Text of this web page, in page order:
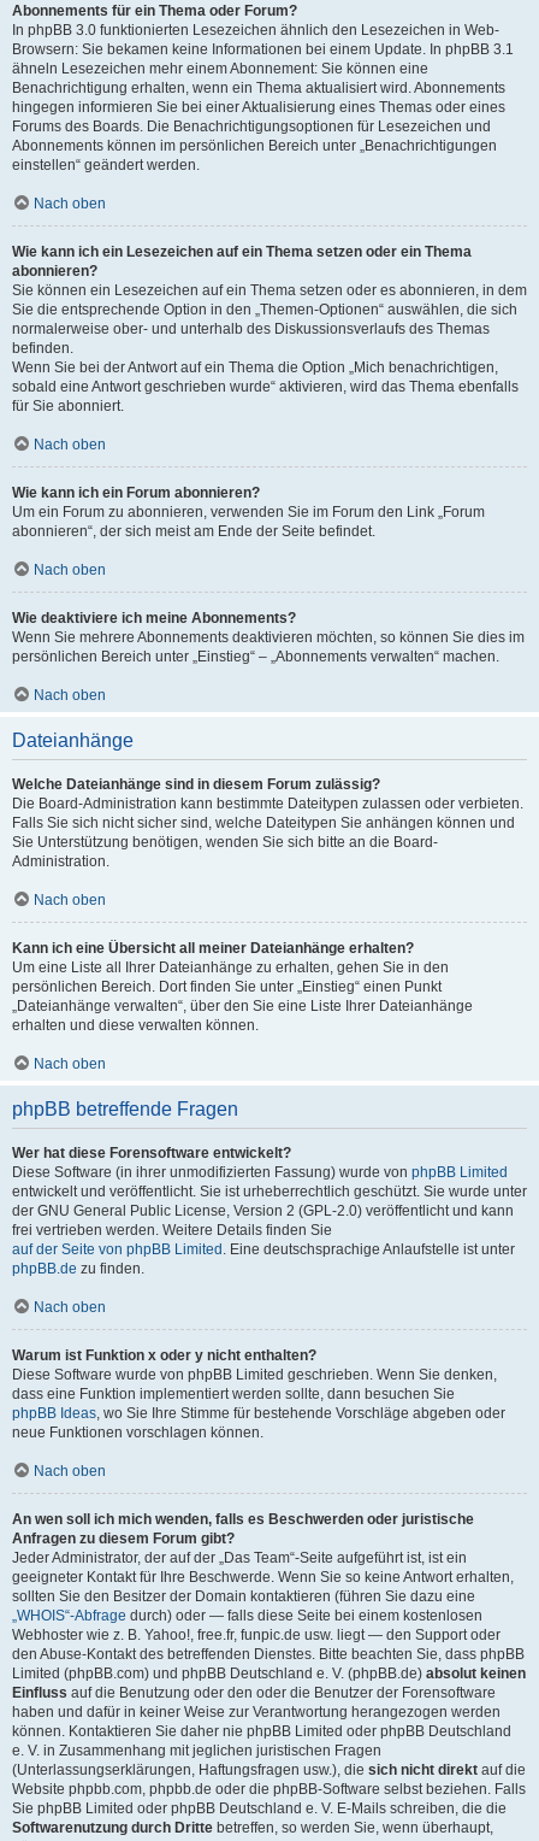
Abonnements für ein Thema oder Forum?
In phpBB 3.0 funktionierten Lesezeichen ähnlich den Lesezeichen in Web-
Browsern: Sie bekamen keine Informationen bei einem Update. In phpBB 3.1
ähneln Lesezeichen mehr einem Abonnement: Sie können eine
Benachrichtigung erhalten, wenn ein Thema aktualisiert wird. Abonnements
hingegen informieren Sie bei einer Aktualisierung eines Themas oder eines
Forums des Boards. Die Benachrichtigungsoptionen für Lesezeichen und
Abonnements können im persönlichen Bereich unter „Benachrichtigungen
einstellen“ geändert werden.
Nach oben
Wie kann ich ein Lesezeichen auf ein Thema setzen oder ein Thema
abonnieren?
Sie können ein Lesezeichen auf ein Thema setzen oder es abonnieren, in dem
Sie die entsprechende Option in den „Themen-Optionen“ auswählen, die sich
normalerweise ober- und unterhalb des Diskussionsverlaufs des Themas
befinden.
Wenn Sie bei der Antwort auf ein Thema die Option „Mich benachrichtigen,
sobald eine Antwort geschrieben wurde“ aktivieren, wird das Thema ebenfalls
für Sie abonniert.
Nach oben
Wie kann ich ein Forum abonnieren?
Um ein Forum zu abonnieren, verwenden Sie im Forum den Link „Forum
abonnieren“, der sich meist am Ende der Seite befindet.
Nach oben
Wie deaktiviere ich meine Abonnements?
Wenn Sie mehrere Abonnements deaktivieren möchten, so können Sie dies im
persönlichen Bereich unter „Einstieg“ – „Abonnements verwalten“ machen.
Nach oben
Dateianhänge
Welche Dateianhänge sind in diesem Forum zulässig?
Die Board-Administration kann bestimmte Dateitypen zulassen oder verbieten.
Falls Sie sich nicht sicher sind, welche Dateitypen Sie anhängen können und
Sie Unterstützung benötigen, wenden Sie sich bitte an die Board-
Administration.
Nach oben
Kann ich eine Übersicht all meiner Dateianhänge erhalten?
Um eine Liste all Ihrer Dateianhänge zu erhalten, gehen Sie in den
persönlichen Bereich. Dort finden Sie unter „Einstieg“ einen Punkt
„Dateianhänge verwalten“, über den Sie eine Liste Ihrer Dateianhänge
erhalten und diese verwalten können.
Nach oben
phpBB betreffende Fragen
Wer hat diese Forensoftware entwickelt?
Diese Software (in ihrer unmodifizierten Fassung) wurde von phpBB Limited
entwickelt und veröffentlicht. Sie ist urheberrechtlich geschützt. Sie wurde unter
der GNU General Public License, Version 2 (GPL-2.0) veröffentlicht und kann
frei vertrieben werden. Weitere Details finden Sie
auf der Seite von phpBB Limited . Eine deutschsprachige Anlaufstelle ist unter
phpBB.de zu finden.
Nach oben
Warum ist Funktion x oder y nicht enthalten?
Diese Software wurde von phpBB Limited geschrieben. Wenn Sie denken,
dass eine Funktion implementiert werden sollte, dann besuchen Sie
phpBB Ideas, wo Sie Ihre Stimme für bestehende Vorschläge abgeben oder
neue Funktionen vorschlagen können.
Nach oben
An wen soll ich mich wenden, falls es Beschwerden oder juristische
Anfragen zu diesem Forum gibt?
Jeder Administrator, der auf der „Das Team“-Seite aufgeführt ist, ist ein
geeigneter Kontakt für Ihre Beschwerde. Wenn Sie so keine Antwort erhalten,
sollten Sie den Besitzer der Domain kontaktieren (führen Sie dazu eine
„WHOIS“-Abfrage durch) oder — falls diese Seite bei einem kostenlosen
Webhoster wie z. B. Yahoo!, free.fr, funpic.de usw. liegt — den Support oder
den Abuse-Kontakt des betreffenden Dienstes. Bitte beachten Sie, dass phpBB
Limited (phpBB.com) und phpBB Deutschland e. V. (phpBB.de) absolut keinen
Einfluss auf die Benutzung oder den oder die Benutzer der Forensoftware
haben und dafür in keiner Weise zur Verantwortung herangezogen werden
können. Kontaktieren Sie daher nie phpBB Limited oder phpBB Deutschland
e. V. in Zusammenhang mit jeglichen juristischen Fragen
(Unterlassungserklärungen, Haftungsfragen usw.), die sich nicht direkt auf die
Website phpbb.com, phpbb.de oder die phpBB-Software selbst beziehen. Falls
Sie phpBB Limited oder phpBB Deutschland e. V. E-Mails schreiben, die die
Softwarenutzung durch Dritte betreffen, so werden Sie, wenn überhaupt,